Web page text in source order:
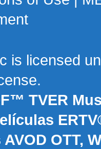
is licensed
.
TVER
OTT,